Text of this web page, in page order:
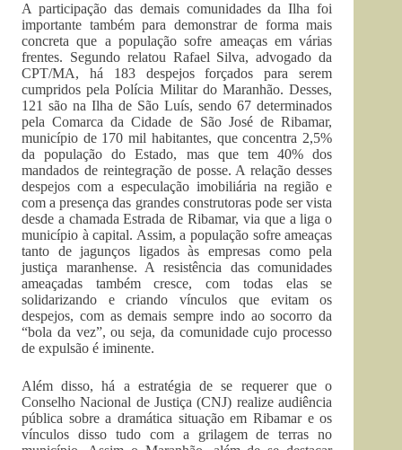
A participação das demais comunidades da Ilha foi
importante também para demonstrar de forma mais
concreta que a população sofre ameaças em várias
frentes. Segundo relatou Rafael Silva, advogado da
CPT/MA, há 183 despejos forçados para serem
cumpridos pela Polícia Militar do Maranhão. Desses,
121 são na Ilha de São Luís, sendo 67 determinados
pela Comarca da Cidade de São José de Ribamar,
município de 170 mil habitantes, que concentra 2,5%
da população do Estado, mas que tem 40% dos
mandados de reintegração de posse. A relação desses
despejos com a especulação imobiliária na região e
com a presença das grandes construtoras pode ser vista
desde a chamada Estrada de Ribamar, via que a liga o
município à capital. Assim, a população sofre ameaças
tanto de jagunços ligados às empresas como pela
justiça maranhense. A resistência das comunidades
ameaçadas também cresce, com todas elas se
solidarizando e criando vínculos que evitam os
despejos, com as demais sempre indo ao socorro da
“bola da vez”, ou seja, da comunidade cujo processo
de expulsão é iminente.
Além disso, há a estratégia de se requerer que o
Conselho Nacional de Justiça (CNJ) realize audiência
pública sobre a dramática situação em Ribamar e os
vínculos disso tudo com a grilagem de terras no